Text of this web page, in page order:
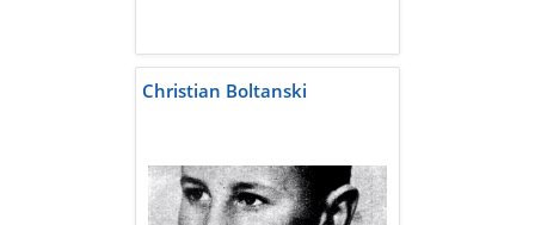
Christian Boltanski